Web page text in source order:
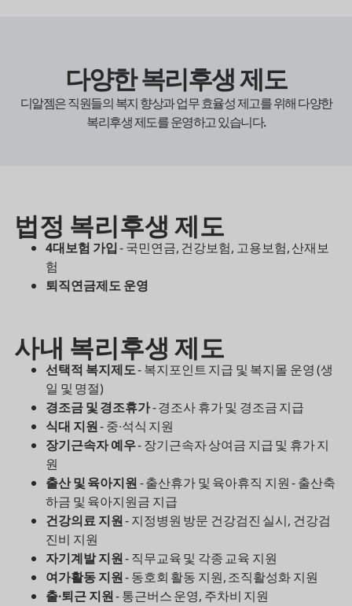
다양한 복리후생 제도
디알젬은 직원들의 복지 향상과 업무 효율성 제고를 위해 다양한
복리후생 제도를 운영하고 있습니다.
법정 복리후생 제도
4대보험 가입-국민연금, 건강보험, 고용보험, 산재보
험
퇴직연금제도 운영
사내 복리후생 제도
선택적 복지제도-복지포인트 지급 및 복지몰 운영 (생
일 및 명절)
경조금 및 경조휴가-경조사 휴가 및 경조금 지급
식대 지원- 중∙석식 지원
장기근속자 예우- 장기근속자 상여금 지급 및 휴가 지
원
출산 및 육아지원 - 출산휴가 및 육아휴직 지원 - 출산축
하금 및 육아지원금 지급
건강의료 지원- 지정병원 방문 건강검진 실시, 건강검
진비 지원
자기계발 지원- 직무교육 및 각종 교육 지원
여가활동 지원- 동호회 활동 지원, 조직활성화 지원
출∙퇴근 지원- 통근버스 운영, 주차비 지원